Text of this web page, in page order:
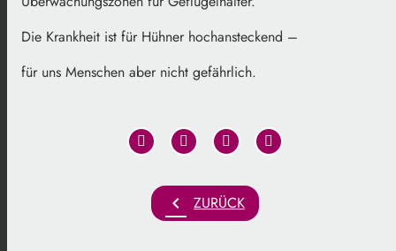
Die Krankheit ist für Hühner hochansteckend –
für uns Menschen aber nicht gefährlich.
chevron_left ZURÜCK